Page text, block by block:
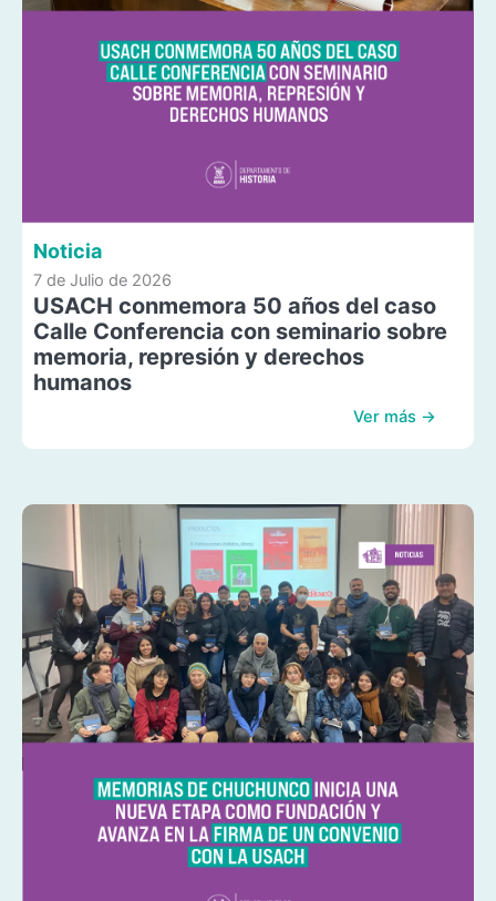
Noticia
7 de Julio de 2026
USACH conmemora 50 años del caso
Calle Conferencia con seminario sobre
memoria, represión y derechos
humanos
Ver más →